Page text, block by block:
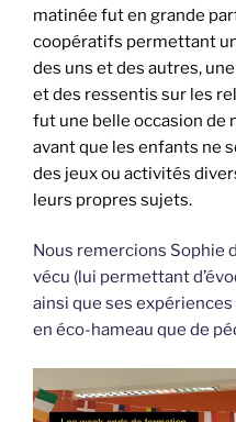
matinée fut en grande
coopératifs permettant
des uns et des autres,
et des ressentis sur les
fut une belle occasion de
avant que les enfants ne
des jeux ou activités
leurs propres sujets.
Nous remercions Sophie
vécu (lui permettant
ainsi que ses
en éco-hameau que de